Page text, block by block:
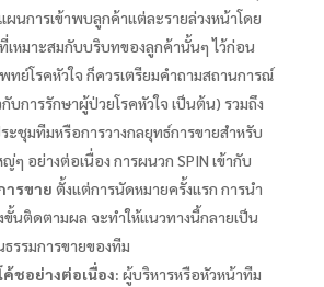
ผนการเข้าพบลูกค้าแต่ละรายล่วงหน้าโดย
เหมาะสมกับบริบทของลูกค้านั้นๆ ไว้ก่อน
ทย์โรคหัวใจ ก็ควรเตรียมคำถามสถานการณ์
บการรักษาผู้ป่วยโรคหัวใจ เป็นต้น) รวมถึง
ระชุมทีมหรือการวางกลยุทธ์การขายสำหรับ
ๆ อย่างต่อเนื่อง การผนวก SPIN เข้ากับ
รขาย ตั้งแต่การนัดหมายครั้งแรก การนำ
นติดตามผล จะทำให้แนวทางนี้กลายเป็น
รรมการขายของทีม
ชอย่างต่อเนื่อง: ผู้บริหารหรือหัวหน้าทีม